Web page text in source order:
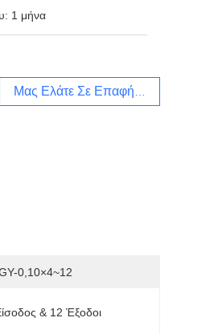
1 μήνα
Μας Ελάτε Σε Επαφή Με
0,10×4~12
& 12 Έξοδοι